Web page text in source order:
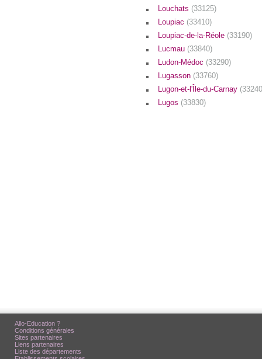
Louchats (33125)
Loupiac (33410)
Loupiac-de-la-Réole (33190)
Lucmau (33840)
Ludon-Médoc (33290)
Lugasson (33760)
Lugon-et-l'Île-du-Carnay
Lugos (33830)
Allo-Education ?
Conditions générales
Sites partenaires
Liens partenaires
Liste des départements